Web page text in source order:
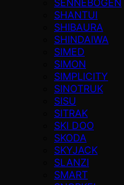
SHANTUI
SHIBAURA
SHINDAIWA
SIMED
SIMON
SIMPLICITY
SINOTRUK
SISU
SITRAK
SKI DOO
SKODA
SKYJACK
SLANZI
SMART